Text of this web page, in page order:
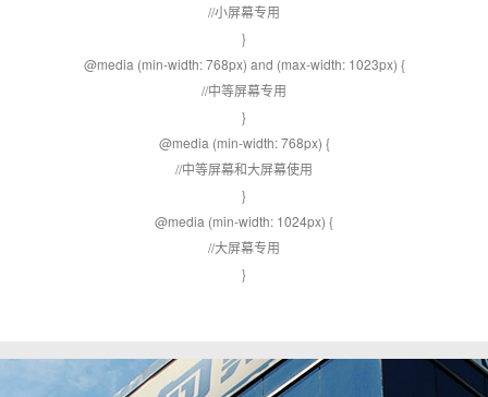
//小屏幕专用
}
@media (min-width: 768px) and (max-width: 1023px) {
//中等屏幕专用
}
@media (min-width: 768px) {
//中等屏幕和大屏幕使用
}
@media (min-width: 1024px) {
//大屏幕专用
}